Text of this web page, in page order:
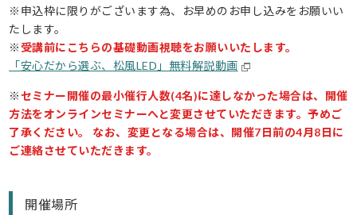
※申込枠に限りがございます為、お早めのお申し込みをお願いい
たします。
※ 受講前にこちらの基礎動画視聴をお願いいたします。
「安心だから選ぶ、松風LED」無料解説動画
※セミナー開催の最小催行人数(4名)に達しなかった場合は、開催
方法をオンラインセミナーへと変更させていただきます。予めご
了承ください。
なお、変更となる場合は、開催7日前の4月8日に
ご連絡させていただきます。
開催場所